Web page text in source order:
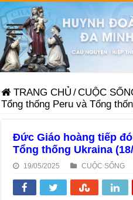
TRANG CHỦ /CUỘC
Tổng thống Peru và Tổng
Đức Giáo hoàng tiếp
Tổng thống Ukraina
19/05/2025 CUỘC SỐNG